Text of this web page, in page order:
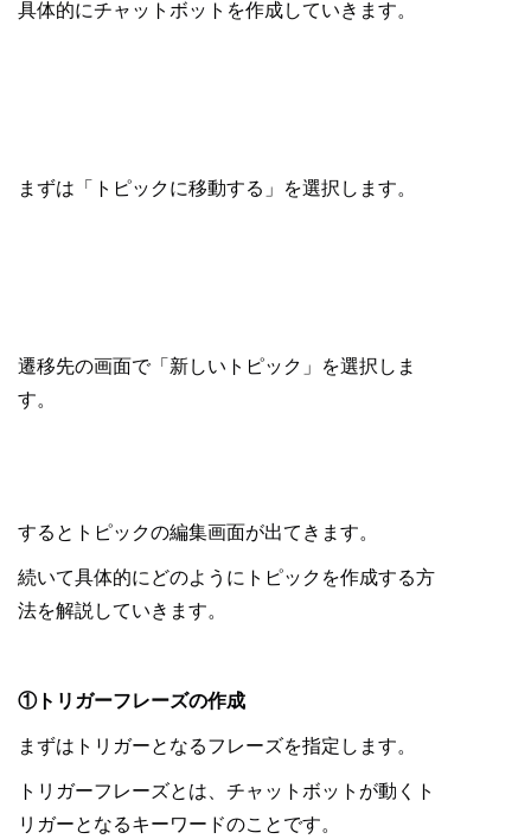
具体的にチャットボットを作成していきます。
まずは「トピックに移動する」を選択します。
遷移先の画面で「新しいトピック」を選択しま
す。
するとトピックの編集画面が出てきます。
続いて具体的にどのようにトピックを作成する方
法を解説していきます。
①トリガーフレーズの作成
まずはトリガーとなるフレーズを指定します。
トリガーフレーズとは、チャットボットが動くト
リガーとなるキーワードのことです。